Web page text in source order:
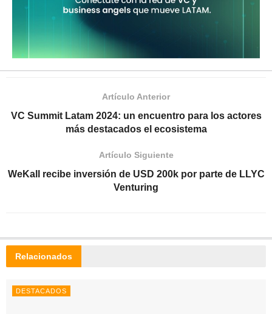
Artículo Anterior
VC Summit Latam 2024: un encuentro para los actores
más destacados el ecosistema
Artículo Siguiente
WeKall recibe inversión de USD 200k por parte de LLYC
Venturing
Relacionados
DESTACADOS